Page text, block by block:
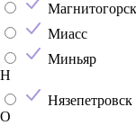
Магнитогорск
Миасс
Миньяр
Н
О